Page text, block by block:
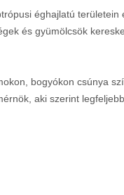
éghajlatú területein
és gyümölcsök
bogyókon csúnya
aki szerint